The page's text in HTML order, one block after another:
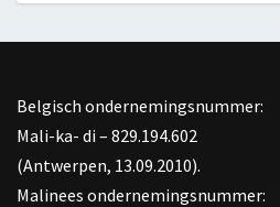
Belgisch ondernemingsnummer:
Mali-ka- di – 829.194.602
(Antwerpen, 13.09.2010).
Malinees ondernemingsnummer: